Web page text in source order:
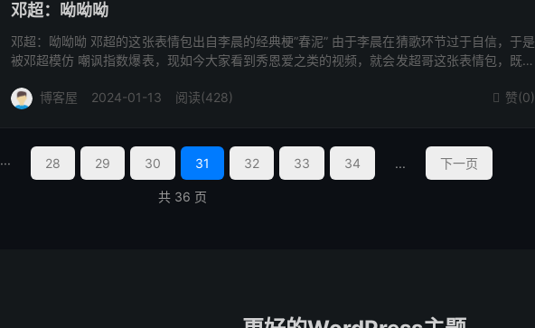
邓超：呦呦呦
邓超：呦呦呦 邓超的这张表情包出自李晨的经典梗”春泥” 由于李晨在猜歌环节过于自信，于是
被邓超模仿 嘲讽指数爆表，现如今大家看到秀恩爱之类的视频，就会发超哥这张表情包，既掩
 赞(0)
博客屋 2024-01-13 阅读(428)
··· 28 29 30 31 32 33 34 ... 下一页
共 36 页